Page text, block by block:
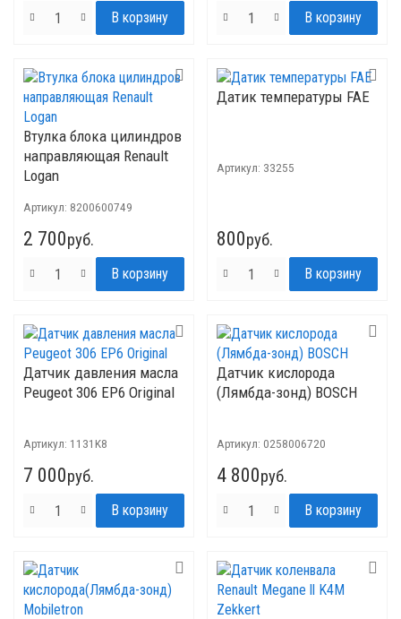
Втулка блока цилиндров
направляющая Renault
Logan
Артикул: 8200600749
2 700руб.
Датик температуры FAE
Артикул: 33255
800руб.
Датчик давления масла
Peugeot 306 EP6 Original
Артикул: 1131K8
7 000руб.
Датчик кислорода
(Лямбда-зонд) BOSCH
Артикул: 0258006720
4 800руб.